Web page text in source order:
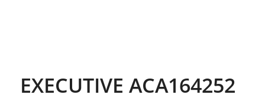
EXECUTIVE ACA164252